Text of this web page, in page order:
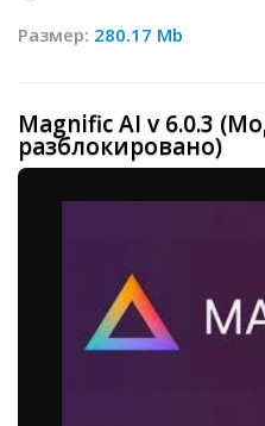
Размер: 280.17 Mb
Magnific AI v 6.0.3
разблокировано)